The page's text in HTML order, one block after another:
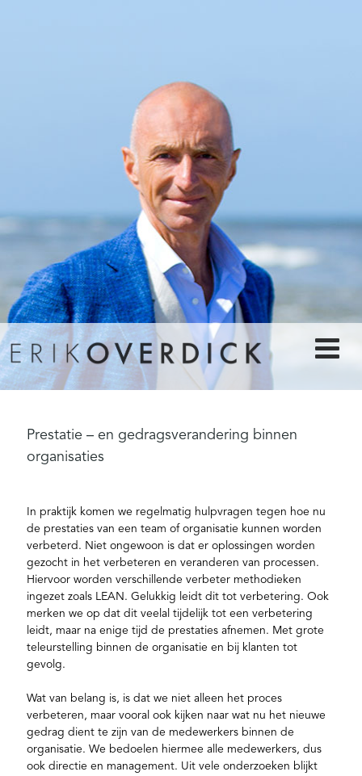
Prestatie – en gedragsverandering binnen
organisaties
In praktijk komen we regelmatig hulpvragen tegen hoe nu
de prestaties van een team of organisatie kunnen worden
verbeterd. Niet ongewoon is dat er oplossingen worden
gezocht in het verbeteren en veranderen van processen.
Hiervoor worden verschillende verbeter methodieken
ingezet zoals LEAN. Gelukkig leidt dit tot verbetering. Ook
merken we op dat dit veelal tijdelijk tot een verbetering
leidt, maar na enige tijd de prestaties afnemen. Met grote
teleurstelling binnen de organisatie en bij klanten tot
gevolg.
Wat van belang is, is dat we niet alleen het proces
verbeteren, maar vooral ook kijken naar wat nu het nieuwe
gedrag dient te zijn van de medewerkers binnen de
organisatie. We bedoelen hiermee alle medewerkers, dus
ook directie en management. Uit vele onderzoeken blijkt